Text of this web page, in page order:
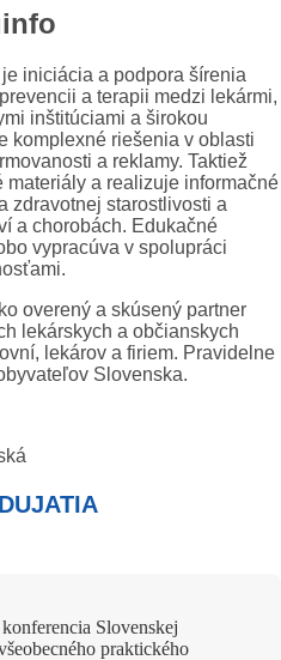
iniciácia a podpora šírenia
a terapii medzi lekármi,
inštitúciami a širokou
komplexné riešenia v oblasti
a reklamy. Taktiež
a realizuje informačné
zdravotnej starostlivosti a
a chorobách. Edukačné
vypracúva v spolupráci
overený a skúsený partner
lekárskych a občianskych
lekárov a firiem. Pravidelne
Slovenska.
Slovenskej
praktického